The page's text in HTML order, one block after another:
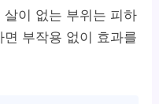
이 없는 부위는 피하
부작용 없이 효과를